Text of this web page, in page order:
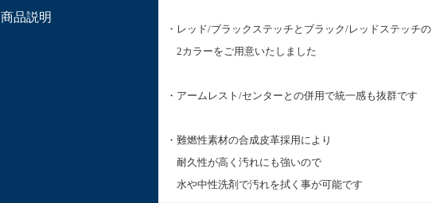
商品説明
・レッド/ブラックステッチとブラック/レッドステッチの
2カラーをご用意いたしました
・アームレスト/センターとの併用で統一感も抜群です
・難燃性素材の合成皮革採用により
耐久性が高く汚れにも強いので
水や中性洗剤で汚れを拭く事が可能です